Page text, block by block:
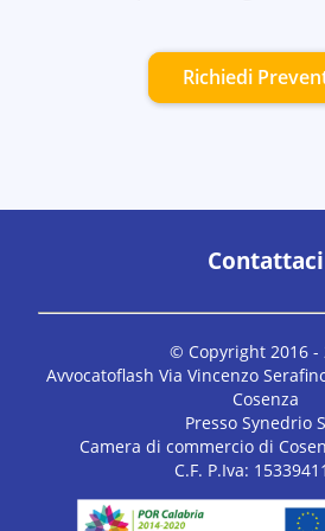
Richiedi
Contattaci
© Copyright 2016 -
Avvocatoflash Via Vincenzo
Cosenza
Presso Synedrio
Camera di commercio di
C.F. P.Iva: